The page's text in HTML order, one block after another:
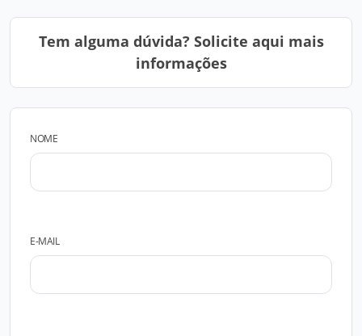
Tem alguma dúvida? Solicite aqui mais
informações
NOME
E-MAIL